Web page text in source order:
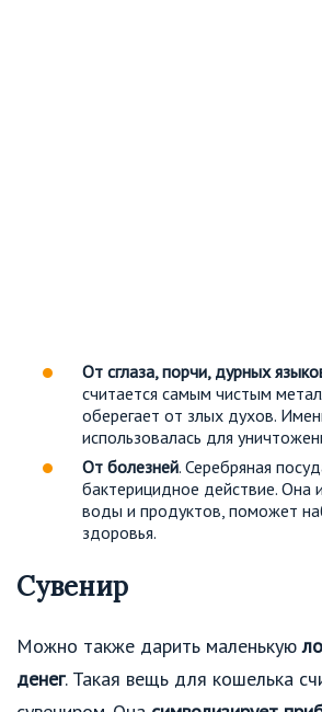
От сглаза, порчи, дурных
считается самым чистым
оберегает от злых духов.
использовалась для
От болезней. Серебряная
бактерицидное действие. Она
воды и продуктов, поможет
здоровья.
Сувенир
Можно также дарить маленькую
денег. Такая вещь для кошелька